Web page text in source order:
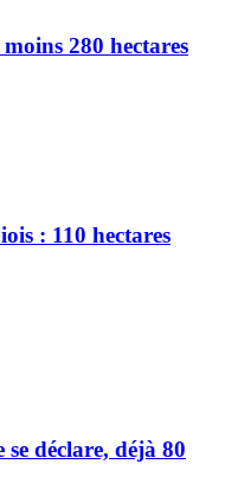
280 hectares
: 110 hectares
déclare, déjà 80